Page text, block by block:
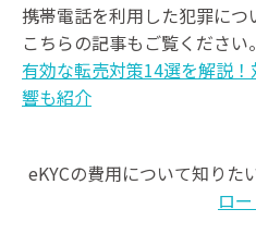
携帯電話を利用した犯罪につ
こちらの記事もご覧ください。
有効な転売対策14選を解説
響も紹介
eKYCの費用について知りた
ロ